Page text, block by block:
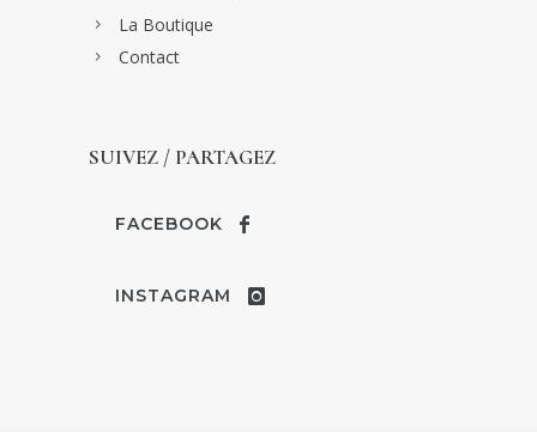
La Boutique
Contact
SUIVEZ / PARTAGEZ
FACEBOOK
INSTAGRAM